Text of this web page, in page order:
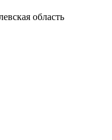
область